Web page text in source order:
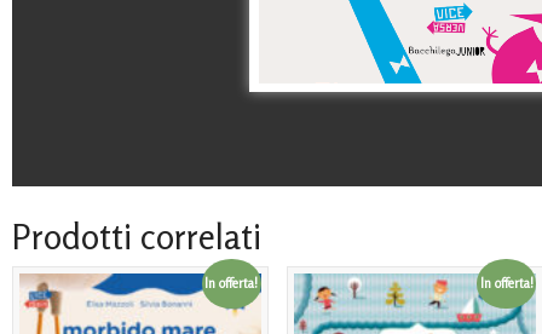
Prodotti correlati
In offerta! In offerta!